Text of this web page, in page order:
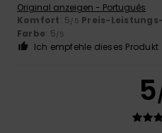
Original anzeigen - Português
Komfort: 5/5 Preis-
Farbe: 5/5
Ich empfehle dieses Produkt
5